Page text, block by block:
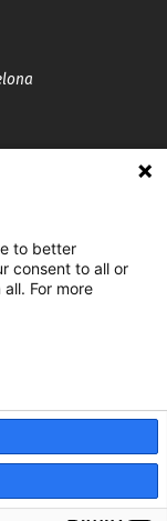
to better
consent to all or
For more